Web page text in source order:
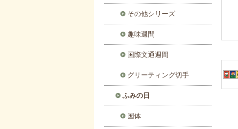
その他シリーズ
趣味週間
国際文通週間
グリーティング切手
ふみの日
国体